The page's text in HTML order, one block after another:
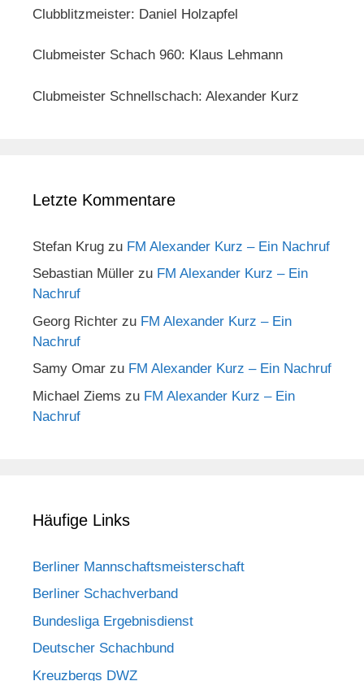
Clubblitzmeister: Daniel Holzapfel
Clubmeister Schach 960: Klaus Lehmann
Clubmeister Schnellschach: Alexander Kurz
Letzte Kommentare
Stefan Krug zu FM Alexander Kurz – Ein Nachruf
Sebastian Müller zu FM Alexander Kurz – Ein
Nachruf
Georg Richter zu FM Alexander Kurz – Ein
Nachruf
Samy Omar zu FM Alexander Kurz – Ein Nachruf
Michael Ziems zu FM Alexander Kurz – Ein
Nachruf
Häufige Links
Berliner Mannschaftsmeisterschaft
Berliner Schachverband
Bundesliga Ergebnisdienst
Deutscher Schachbund
Kreuzbergs DWZ